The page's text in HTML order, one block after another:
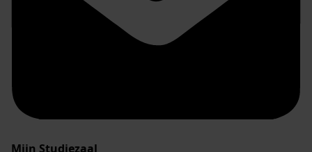
Mijn Studiezaal